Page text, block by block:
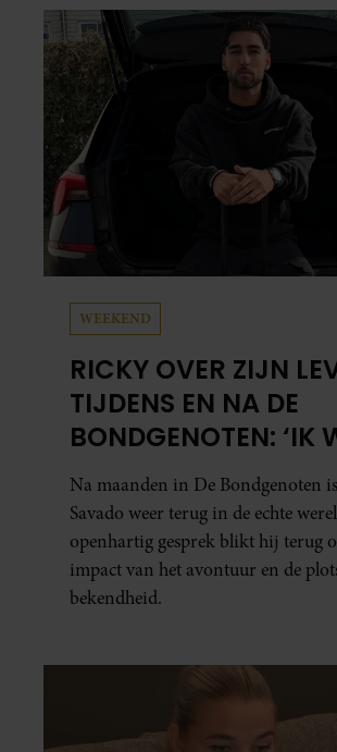
WEEKEND
RICKY OVER ZIJN
TIJDENS EN NA DE
BONDGENOTEN: ‘IK
MENTAAL EN FYSIEK
UITGEPUT’
Na maanden in De Bondgenoten
Savado weer terug in de echte
openhartig gesprek blikt hij terug
impact van het avontuur en de
bekendheid.